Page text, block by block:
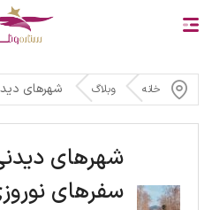
خانه وبلاگ شهرهای
شهرهای
سفرهای